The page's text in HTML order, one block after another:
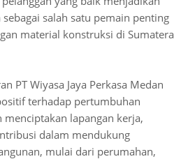
sebagai salah satu pemain penting
material konstruksi di Sumatera
PT Wiyasa Jaya Perkasa Medan
terhadap pertumbuhan
menciptakan lapangan kerja,
dalam mendukung
mulai dari perumahan,